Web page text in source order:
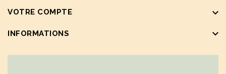
VOTRE COMPTE keyboard_arrow_down
INFORMATIONS keyboard_arrow_down